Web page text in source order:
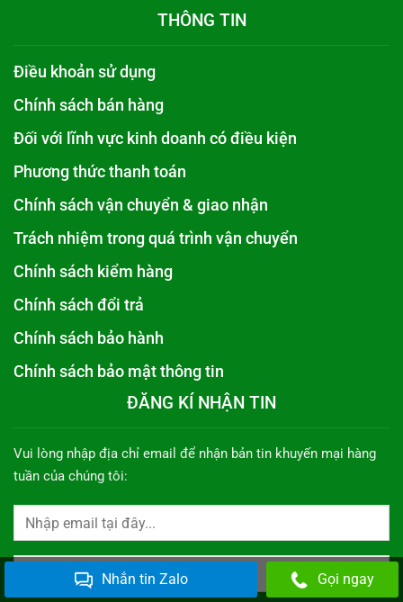
THÔNG TIN
Điều khoản sử dụng
Chính sách bán hàng
Đối với lĩnh vực kinh doanh có điều kiện
Phương thức thanh toán
Chính sách vận chuyển & giao nhận
Trách nhiệm trong quá trình vận chuyển
Chính sách kiểm hàng
Chính sách đổi trả
Chính sách bảo hành
Chính sách bảo mật thông tin
ĐĂNG KÍ NHẬN TIN
Vui lòng nhập địa chỉ email để nhận bản tin khuyến mại hàng
tuần của chúng tôi:
Nhắn tin Zalo Gọi ngay